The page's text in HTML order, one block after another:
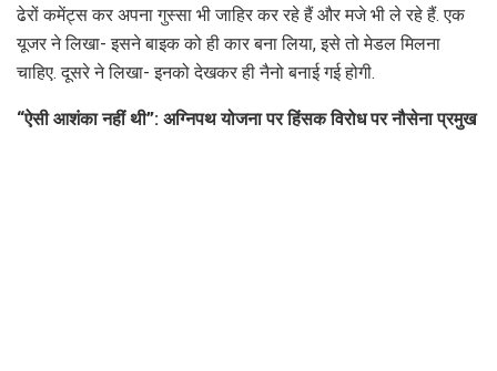
ढेरों कमेंट्स कर अपना गुस्सा भी जाहिर कर रहे हैं और मजे भी ले रहे हैं. एक
यूजर ने लिखा- इसने बाइक को ही कार बना लिया, इसे तो मेडल मिलना
चाहिए. दूसरे ने लिखा- इनको देखकर ही नैनो बनाई गई होगी.
“ऐसी आशंका नहीं थी”: अग्निपथ योजना पर हिंसक विरोध पर नौसेना प्रमुख